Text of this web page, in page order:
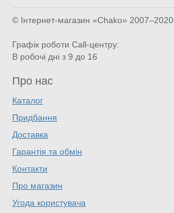
© Інтернет-магазин «Chako» 2007–2020
Графік роботи Call-центру:
В робочі дні з 9 до 16
Про нас
Каталог
Придбання
Доставка
Гарантія та обмін
Контакти
Про магазин
Угода користувача